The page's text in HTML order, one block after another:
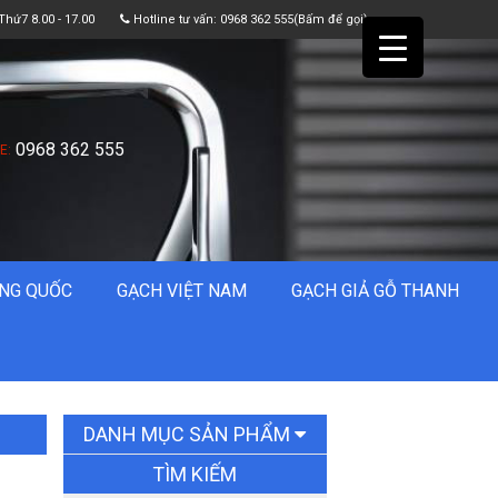
8.00 - 17.00 Hotline tư vấn: 0968 362 555(Bấm để gọi)
0968 362 555
QUỐC GẠCH VIỆT NAM GẠCH GIẢ GỖ THANH
DANH MỤC SẢN PHẨM
TÌM KIẾM
Bộ tủ chậu gương led
sấy cảm ứng KT ( 50 x
1m )
Giá: 15.000.000đ
Giá KM: 11.000.000đ
XEM CHI TIẾT